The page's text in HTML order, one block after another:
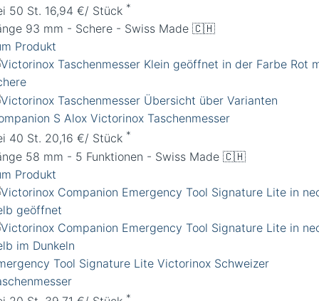
50 St. 16,94 €/ Stück *
93 mm - Schere - Swiss Made 🇨🇭
Produkt
S Alox Victorinox Taschenmesser
40 St. 20,16 €/ Stück *
58 mm - 5 Funktionen - Swiss Made 🇨🇭
Produkt
Tool Signature Lite Victorinox Schweizer
*